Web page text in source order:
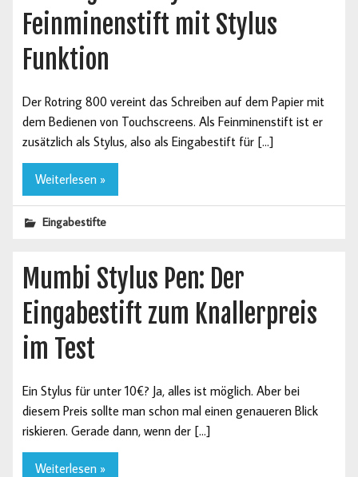
Feinminenstift mit Stylus
Funktion
Der Rotring 800 vereint das Schreiben auf dem Papier mit
dem Bedienen von Touchscreens. Als Feinminenstift ist er
zusätzlich als Stylus, also als Eingabestift für […]
Weiterlesen »
Eingabestifte
Mumbi Stylus Pen: Der
Eingabestift zum Knallerpreis
im Test
Ein Stylus für unter 10€? Ja, alles ist möglich. Aber bei
diesem Preis sollte man schon mal einen genaueren Blick
riskieren. Gerade dann, wenn der […]
Weiterlesen »